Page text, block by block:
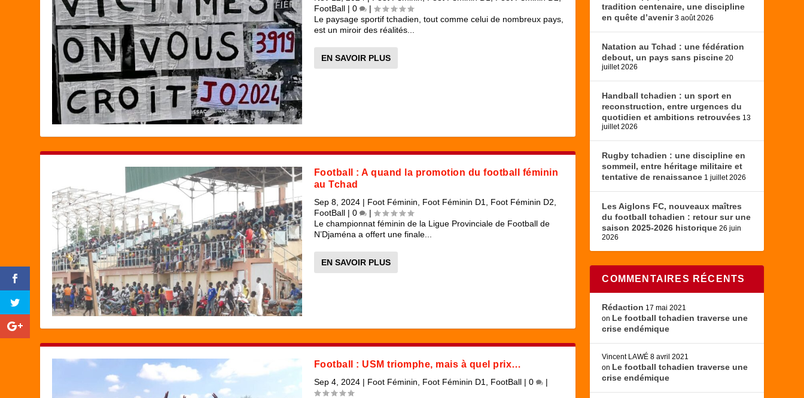
FootBall| 0
|
Le paysage sportif tchadien, tout comme celui de nombreux pays,
est un miroir des réalités...
EN SAVOIR PLUS
Football : A quand la promotion du football féminin
au Tchad
Sep 8, 2024| Foot Féminin Foot Féminin D1 Foot Féminin D2
FootBall| 0
|
Le championnat féminin de la Ligue Provinciale de Football de
N’Djaména a offert une finale...
EN SAVOIR PLUS
Football : USM triomphe, mais à quel prix…
Sep 4, 2024| Foot Féminin Foot Féminin D1 FootBall| 0 |
tradition centenaire, une discipline
en quête d’avenir 3 août 2026
Natation au Tchad : une fédération
debout, un pays sans piscine 20
juillet 2026
Handball tchadien : un sport en
reconstruction, entre urgences du
quotidien et ambitions retrouvées 13
juillet 2026
Rugby tchadien : une discipline en
sommeil, entre héritage militaire et
tentative de renaissance 1 juillet 2026
Les Aiglons FC, nouveaux maîtres
du football tchadien : retour sur une
saison 2025-2026 historique 26 juin
2026
COMMENTAIRES RÉCENTS
Rédaction 17 mai 2021
on Le football tchadien traverse une
crise endémique
Vincent LAWÉ 8 avril 2021
on Le football tchadien traverse une
crise endémique